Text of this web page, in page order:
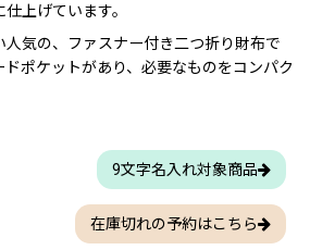
上げています。
人気の、ファスナー付き二つ折り財布で
ポケットがあり、必要なものをコンパク
9文字名入れ対象商品
在庫切れの予約はこちら